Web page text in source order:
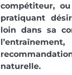
compétiteur,
pratiquant
loin dans sa
naturelle.